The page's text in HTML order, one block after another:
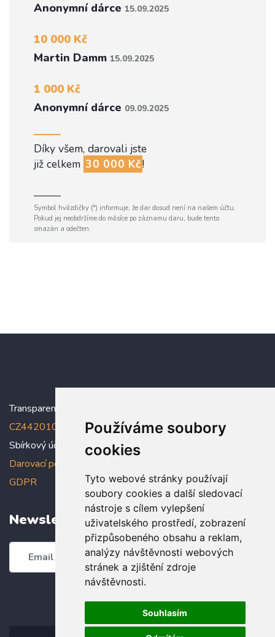
Používáme soubory
cookies
Tyto webové stránky používají
soubory cookies a další sledovací
nástroje s cílem vylepšení
uživatelského prostředí, zobrazení
přizpůsobeného obsahu a reklam,
analýzy návštěvnosti webových
stránek a zjištění zdroje
návštěvnosti.
Souhlasím
Anonymní dárce 15.09.2025
10 000 Kč
Martin Damm 15.09.2025
1 000 Kč
Anonymní dárce 09.09.2025
Díky všem, darovali jste
již celkem 30 000 Kč!
Symbol hvězdičky (*) informuje, že dar dosud není na našem účtu.
Pokud jej neobdržíme do měsíce po záznamu daru, bude tento
smazán a odečten.
Transparentní účet:
CZ4420100000005005005006
Sbírkový účet: 5005005022/2010
Darovací podmínky
GDPR
Newsletter
Odebírat